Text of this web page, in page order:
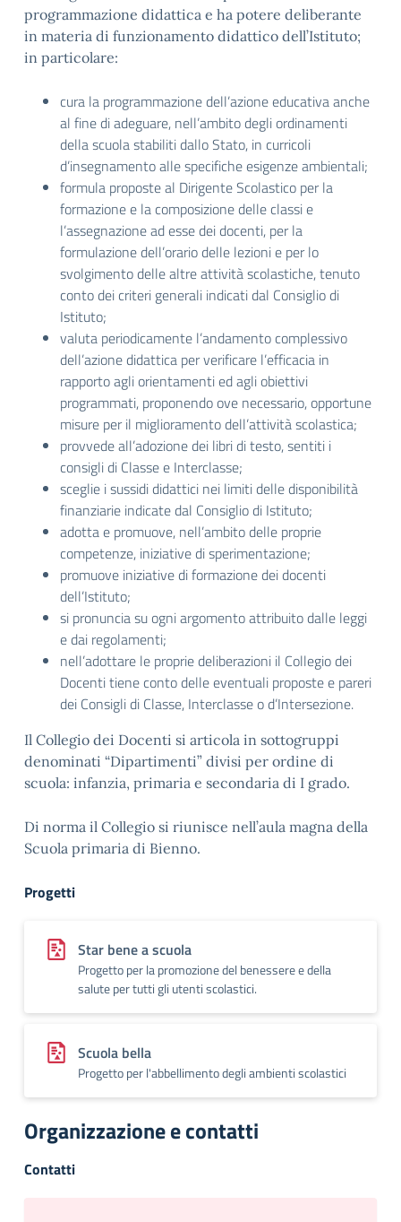
programmazione didattica e ha potere deliberante
in materia di funzionamento didattico dell’Istituto;
in particolare:
cura la programmazione dell’azione educativa anche
al fine di adeguare, nell’ambito degli ordinamenti
della scuola stabiliti dallo Stato, in curricoli
d’insegnamento alle specifiche esigenze ambientali;
formula proposte al Dirigente Scolastico per la
formazione e la composizione delle classi e
l’assegnazione ad esse dei docenti, per la
formulazione dell’orario delle lezioni e per lo
svolgimento delle altre attività scolastiche, tenuto
conto dei criteri generali indicati dal Consiglio di
Istituto;
valuta periodicamente l’andamento complessivo
dell’azione didattica per verificare l’efficacia in
rapporto agli orientamenti ed agli obiettivi
programmati, proponendo ove necessario, opportune
misure per il miglioramento dell’attività scolastica;
provvede all’adozione dei libri di testo, sentiti i
consigli di Classe e Interclasse;
sceglie i sussidi didattici nei limiti delle disponibilità
finanziarie indicate dal Consiglio di Istituto;
adotta e promuove, nell’ambito delle proprie
competenze, iniziative di sperimentazione;
promuove iniziative di formazione dei docenti
dell’Istituto;
si pronuncia su ogni argomento attribuito dalle leggi
e dai regolamenti;
nell’adottare le proprie deliberazioni il Collegio dei
Docenti tiene conto delle eventuali proposte e pareri
dei Consigli di Classe, Interclasse o d’Intersezione.
Il Collegio dei Docenti si articola in sottogruppi
denominati “Dipartimenti” divisi per ordine di
scuola: infanzia, primaria e secondaria di I grado.
Di norma il Collegio si riunisce nell’aula magna della
Scuola primaria di Bienno.
Progetti
Star bene a scuola
Progetto per la promozione del benessere e della
salute per tutti gli utenti scolastici.
Scuola bella
Progetto per l'abbellimento degli ambienti scolastici
Organizzazione e contatti
Contatti